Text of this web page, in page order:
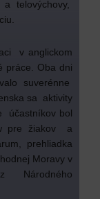
telovýchovy,
v anglickom
práce. Oba dni
suverénne
sa aktivity
účastníkov bol
pre žiakov a
prehliadka
Moravy v
Národného